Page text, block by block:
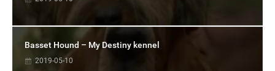
Basset Hound – My Destiny kennel
2019-05-10